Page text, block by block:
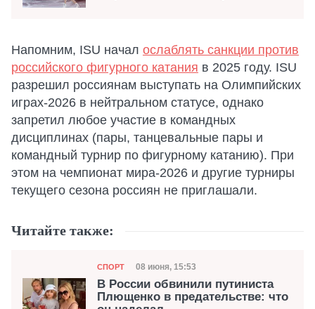
Напомним, ISU начал ослаблять санкции против
российского фигурного катания в 2025 году. ISU
разрешил россиянам выступать на Олимпийских
играх-2026 в нейтральном статусе, однако
запретил любое участие в командных
дисциплинах (пары, танцевальные пары и
командный турнир по фигурному катанию). При
этом на чемпионат мира-2026 и другие турниры
текущего сезона россиян не приглашали.
Читайте также:
Категория
СПОРТ Дата публикации
08 июня, 15:53
В России обвинили путиниста
Плющенко в предательстве: что